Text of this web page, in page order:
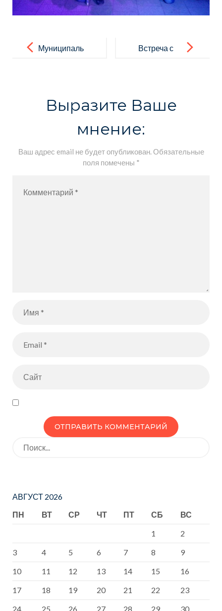
записям
Муниципаль
Ассамблея
Встреча с
Выразите Ваше
мнение:
Ваш адрес email не будет опубликован.Обязательные
поля помечены *
Искать:
АВГУСТ 2026
ПН
ВТ СР ЧТ ПТ СБ
ВС
1
2
3
4 5 6 7 8
9
10
11 12 13 14 15
16
17
18 19 20 21 22
23
24
25 26 27 28 29 30